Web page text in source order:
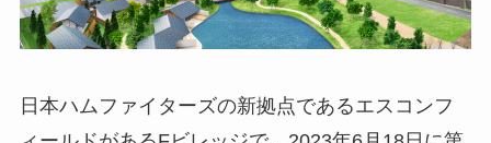
日本ハムファイターズの新拠点であるエスコンフ